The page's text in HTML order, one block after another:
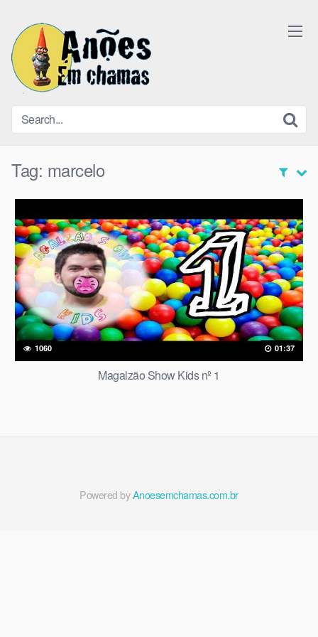
content
Tag: marcelo
1060 01:37
Magalzão Show Kids nº 1
Powered byAnoesemchamas.com.br